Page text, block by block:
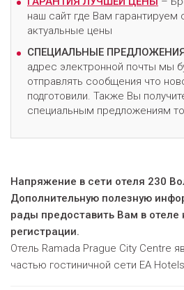
наш сайт где Вам
актуальные цены
СПЕЦИАЛЬНЫЕ
адрес электронной почты мы
отправлять сообщения что
подготовили. Также Вы
специальным предложениям
Напряжение в сети отеля 230
Дополнительную полезную
рады предоставить Вам в отеле
регистрации.
Отель Ramada Prague City Centre
частью гостиничной сети EA